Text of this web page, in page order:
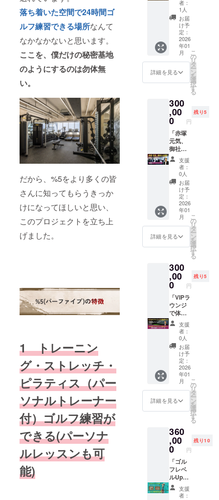
落ち着いた空間で24時間ゴ
ルフ練習できる場所なんて
なかなかないと思います。
ここを、僕だけの秘密基地
のようにするのは勿体無
い。
だから、%5をより多くの皆
さんに知ってもらうきっか
けになってほしいと思い、
このプロジェクトを立ち上
げました。
1 トレーニン
グ・ストレッチ・
ピラティス（パー
ソナルトレーナー
付）ゴルフ練習が
できる(パーソナ
ルレッスンも可
能)
る、あ
たたか
く上質
な夜を
お約束
しま
す。
⸻
開催概
要 • 開
催日
2025年
11月28
日
(金)19:0
0〜（約
2時間）
• 開催場
所：渋
谷 DRA
エイト
マン
（東京
都渋谷
区神宮
前6丁目
20-10
MIYAS
HITA
PARK
3F） 提
供方
法：受
付でス
マホの
購入画
面を確
認
会：赤
塚元気
× 豪華
ゲスト
によ
る“ここ
でしか
聞けな
クロー
ジング
次なる
挑戦を
語りま
す 開催
概要 •
開催日
時：
2025年
11月28
(金)19:0
0〜（約
2時間）
• 開催場
所：渋
谷 DRA
エイト
（東京
区神宮
前6丁目
20-10
MIYAS
HITA
PARK
North
3F） 提
供方
法：受
付でス
マホの
購入画
面を確
選べる
験チ
ケット
%5の店
舗で
パーソ
ナル・
トレー
ニング
orピラ
ティス
orスト
レッチ
談食タ
イム：
エイト
マン代
表が手
がける
料理と
ワイン
チーム
対抗
ズ：豪
華景品
もご用
意！ •
スペ
シャル
座談
会：赤
塚元気
× 豪華
ゲスト
によ
る“ここ
でしか
聞けな
い話” •
ジング
挨拶：
語りま
す 開催
概要 •
開催日
時：
2025年
11月28
日
(金)19:0
0〜（約
2時間）
• 開催場
所：渋
谷 DRA
エイト
マン
（東京
都渋谷
20-10
MIYAS
HITA
PARK
North
3F） 提
供方
法：受
付でス
⸻
当日の
流れ
（予
定） •
オープ
ニング
挨拶 &
（赤塚
元気 ×
談食タ
イム：
エイト
マン代
表が手
がける
料理と
ワイン
で乾杯 •
チーム
対抗
ゲーム
／クイ
ズ：豪
華景品
もご用
スペ
シャル
塚元気
× 豪華
ゲスト
によ
る“ここ
でしか
聞けな
い話” •
クロー
ジング
挨拶：
次なる
挑戦を
語りま
概要 •
時：
2025年
(金)19:0
0〜（約
2時間）
• 開催場
所：渋
谷 DRA
エイト
マン
験でき
ない、
贅沢で
エネル
ギッ
シュな
夜をぜ
ひご一
緒に！
日時：
時間
２〜３
時間）
場所：
%5（パ
ーファ
イブ）
ゴルフ
ラウン
ジ 利用
期限：
購入後
１年 ド
リンク
はアル
コール
とソフ
トドリ
ブル
（軽
食）を
用意し
ていま
す。 レ
ンタル
クラ
ブ、レ
ンタル
グロー
ブの用
意はご
ざいま
す。 室
シュー
ズはご
ます。
＜購入
後の流
れ＞ リ
ターン
購入後
↓ %5の
公式
LINEを
イブ）
の2周年
を記念
して、
日頃か
ら応援
いただ
いてい
る皆様
を開催
しま
す。 た
だの周
年パー
ティー
ではな
く、“イ
ケオジ
製作
所”とし
て新し
い文化
を発信
する
場。 赤
塚元気
× 藤澤
華ゲス
トと共
に
「食・
遊び・
学び・
つなが
り」を
体感で
きるひ
ととき
です。
⸻
当日の
流れ
（予
定） •
オープ
（赤塚
元気 ×
藤澤向
希） •
談食タ
イム：
エイト
マン代
表が手
(金)19:0
0〜 ＠
渋谷
DRAエ
イトマ
（MIYA
SHITA
PARK
North
3F）
特別な
一夜
を、あ
なたと
共に。
％5（パ
ーファ
イブ）
の2周年
を記念
して、
日頃か
ら応援
いただ
いてい
る皆様
と共に
祝う特
別な夜
を開催
す。 た
だの周
年パー
ティー
ではな
く、“イ
ケオジ
製作
所”とし
て新し
い文化
を発信
する
場。 赤
塚元気
× 藤澤
向希を
はじ
め、 豪
華ゲス
に
「食・
遊び・
学び・
つなが
り」を
体感で
きるひ
ととき
年記念
祭！
（クラ
ファン
限定リ
ター
ン） ※
先着５
０名様
限定！
※参加者
して限
定記念
グッズ
付き！
（非売
品）
2025年
11月28
日
(金)19:0
0〜 ＠
渋谷
DRAエ
イトマ
（MIYA
SHITA
PARK
North
3F）
特別な
一夜
を、あ
なたと
共に。
％5（パ
ーファ
イブ）
の2周年
を記念
して、
日頃か
ら応援
いただ
いてい
る皆様
と共に
祝う特
別な夜
を開催
す。 た
だの周
年パー
ティー
ではな
く、“イ
ケオジ
製作
所”とし
週1×12
回パー
ソナ
ル・ト
レーニ
ングor
ピラ
ティス
orスト
レッチ
／ゴル
ンジ3ヶ
月使い
放題 プ
ラス
％5（
パー
ファイ
ブ）2周
年記念
祭！
（クラ
ファン
限定リ
ター
ン） ※
先着５
０名様
限定！
※参加者
特典と
定記念
グッズ
付き！
（非売
品）
2025年
11月28
日
(金)19:0
0〜 ＠
渋谷
DRAエ
イトマ
（MIYA
SHITA
PARK
North
3F）
⸻
一夜
を、あ
なたと
共に。
％5（パ
ーファ
イブ）
の2周年
を記念
ラン」
(体
重-10kg
or 体脂
率-3%
or 筋肉
量+2kg
or 体内
年齢-8
歳)+%5
念祭(仮
称)参加
権×1→
初回カ
ウンセ
リン
グ・体
組成計
測定／
週1×24
回パー
ソナル
トレー
ニング
＋食事
チェッ
ク／有
酸素マ
シン6ヶ
月使い
エクソ
ソーム
吸引6回
付き プ
ラス
％5（
パー
ファイ
ブ）2周
年記念
祭！
（クラ
ファン
限定リ
ター
ン） ※
先着５
０名様
限定！
※参加者
して限
定記念
グッズ
付き！
（非売
品）
2025年
11月28
日
者：
1人
お届
け予
定：
2026
年01
月
詳細を見る
こ
の
リ
タ
ー
ン
を
選
択
す
る
300
,00
0 円
残り5
「赤塚
元気、
御社に
出
張！」
社員の
心と身
体をひ
とつ
に。 赤
塚元気
が御社
に直接
伺い、
社員の
心と身
気にす
る特別
セッ
ション
を行い
ます。
講演と
ワーク
ショッ
プを通
じて、
組織全
体の一
体感と
前向き
なエネ
ルギー
を育み
ます。 •
講演
例：
「経営
と健康
の共通
点」
「ゴル
フから
学ぶセ
ルフマ
支援
者：
0人
お届
け予
定：
2026
年01
月
詳細を見る
こ
の
リ
タ
ー
ン
を
選
択
す
る
300
,00
0 円
残り5
「VIPラ
ウンジ
で体感
する“元
気メ
ソッ
ド”。未
来の経
営にエ
ネル
ギー
を。」
渋谷・
パー
ファイ
ブのVIP
ジに
て、経
営幹
部・次
世代
リー
ダーを
対象
に、赤
支援
者：
0人
お届
け予
定：
2026
年01
月
詳細を見る
こ
の
リ
タ
ー
ン
を
選
択
す
る
360
,00
0 円
残り10
「ゴル
フレベ
ルUp・
6ヶ月マ
スター
支援
者：